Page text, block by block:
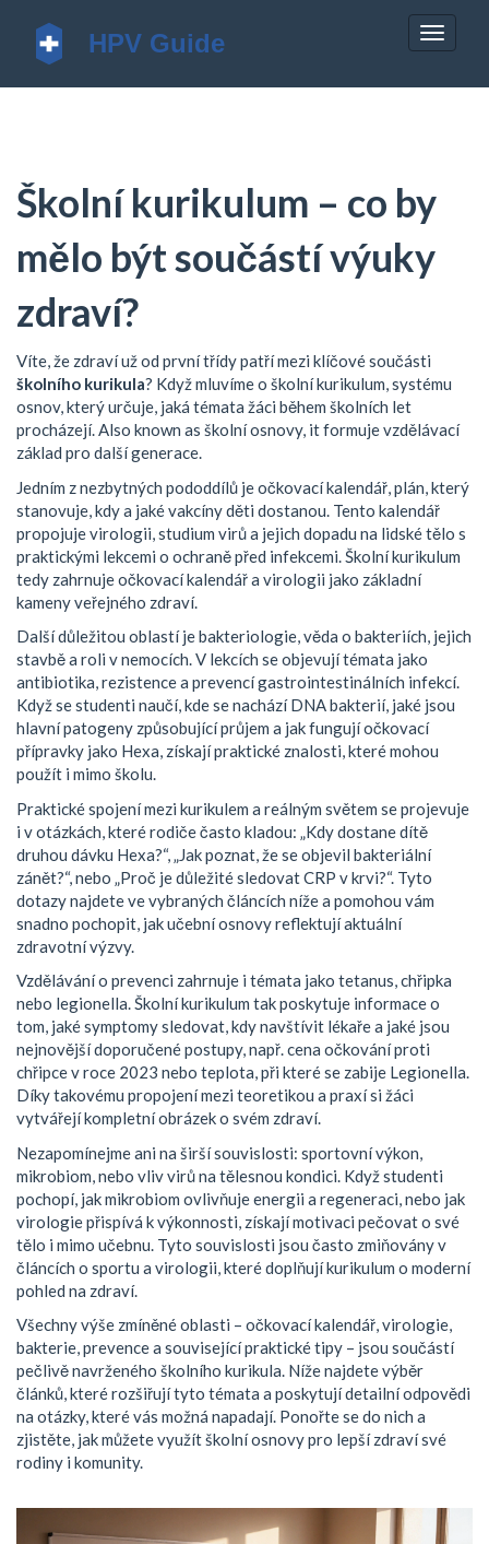
Školní kurikulum – co by
mělo být součástí výuky
zdraví?
Víte, že zdraví už od první třídy patří mezi klíčové součásti
školního kurikula? Když mluvíme o školní kurikulum,systému
osnov, který určuje, jaká témata žáci během školních let
procházejí. Also known as školní osnovy, it formuje vzdělávací
základ pro další generace.
Jedním z nezbytných pododdílů jeočkovací kalendář plán, který
stanovuje, kdy a jaké vakcíny děti dostanou . Tento kalendář
propojujevirologii studium virů a jejich dopadu na lidské tělo s
praktickými lekcemi o ochraně před infekcemi. Školní kurikulum
tedy zahrnuje očkovací kalendář a virologii jako základní
kameny veřejného zdraví.
Další důležitou oblastí jebakteriologie,věda o bakteriích, jejich
stavbě a roli v nemocích. V lekcích se objevují témata jako
antibiotika, rezistence a prevencí gastrointestinálních infekcí.
Když se studenti naučí, kde se nachází DNA bakterií, jaké jsou
hlavní patogeny způsobující průjem a jak fungují očkovací
přípravky jako Hexa, získají praktické znalosti, které mohou
použít i mimo školu.
Praktické spojení mezi kurikulem a reálným světem se projevuje
i v otázkách, které rodiče často kladou: „Kdy dostane dítě
druhou dávku Hexa?“, „Jak poznat, že se objevil bakteriální
zánět?“, nebo „Proč je důležité sledovat CRP v krvi?“. Tyto
dotazy najdete ve vybraných článcích níže a pomohou vám
snadno pochopit, jak učební osnovy reflektují aktuální
zdravotní výzvy.
Vzdělávání o prevenci zahrnuje i témata jako tetanus, chřipka
nebo legionella. Školní kurikulum tak poskytuje informace o
tom, jaké symptomy sledovat, kdy navštívit lékaře a jaké jsou
nejnovější doporučené postupy, např. cena očkování proti
chřipce v roce 2023 nebo teplota, při které se zabije Legionella.
Díky takovému propojení mezi teoretikou a praxí si žáci
vytvářejí kompletní obrázek o svém zdraví.
Nezapomínejme ani na širší souvislosti: sportovní výkon,
mikrobiom, nebo vliv virů na tělesnou kondici. Když studenti
pochopí, jak mikrobiom ovlivňuje energii a regeneraci, nebo jak
virologie přispívá k výkonnosti, získají motivaci pečovat o své
tělo i mimo učebnu. Tyto souvislosti jsou často zmiňovány v
článcích o sportu a virologii, které doplňují kurikulum o moderní
pohled na zdraví.
Všechny výše zmíněné oblasti – očkovací kalendář, virologie,
bakterie, prevence a související praktické tipy – jsou součástí
pečlivě navrženého školního kurikula. Níže najdete výběr
článků, které rozšiřují tyto témata a poskytují detailní odpovědi
na otázky, které vás možná napadají. Ponořte se do nich a
zjistěte, jak můžete využít školní osnovy pro lepší zdraví své
rodiny i komunity.